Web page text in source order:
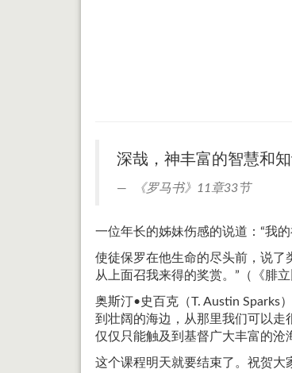
深哉，神丰富的智慧和
《罗马书》11章33节
一位年长的姊妹伤感的说道：“我
使徒保罗在他生命的尽头前，说了
从上面召我来得的奖赏。”（《腓
奥斯汀•史百克（T. Austin Sparks
到壮阔的海边，从那里我们可以
仅仅只能触及到基督广大丰富的沧
这个课程明天就要结束了。祝贺